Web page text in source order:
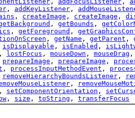
, addKeyListener ,
, createImage , createImage ,
, getBounds ,
, getForeground ,
, getName , getParent ,
isDisplayable , isEnabled ,
, lostFocus , mouseDown , mouseDrag
prepareImage , prepareImage ,
, processInputMethodEvent ,
removeHierarchyBoundsListener ,
,
, setComponentOrientation ,
, size , toString , transferFocus